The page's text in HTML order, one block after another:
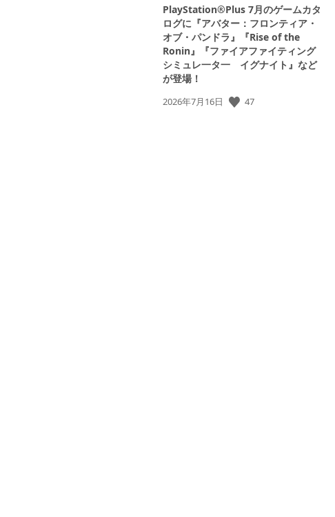
PlayStation®Plus 7月のゲームカタ
ログに『アバター：フロンティア・
オブ・パンドラ』『Rise of the
Ronin』『ファイアファイティング
シミュレ一タ一 イグナイト』など
が登場！
公
2026年7月16日 47